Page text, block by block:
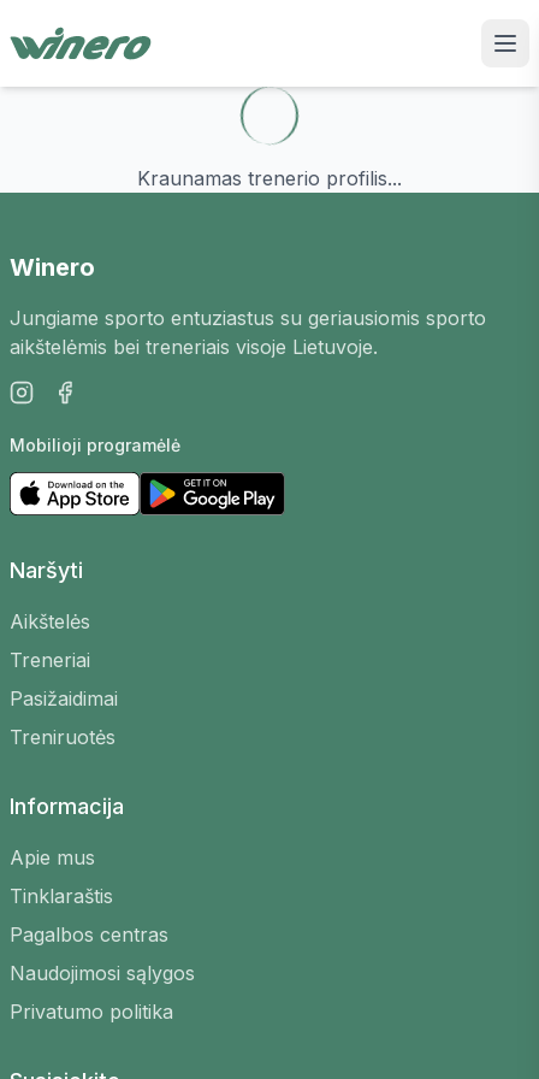
Kraunamas trenerio profilis...
Winero
Jungiame sporto entuziastus su geriausiomis sporto
aikštelėmis bei treneriais visoje Lietuvoje.
Mobilioji programėlė
Naršyti
Aikštelės
Treneriai
Pasižaidimai
Treniruotės
Informacija
Apie mus
Tinklaraštis
Pagalbos centras
Naudojimosi sąlygos
Privatumo politika